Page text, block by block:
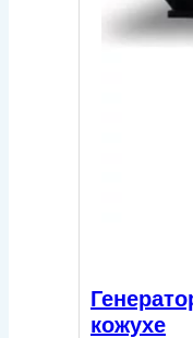
кожухе